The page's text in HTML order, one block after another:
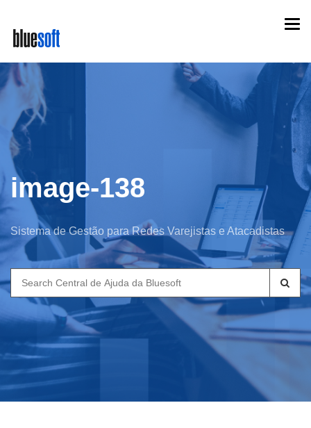
main
content
image-138
Sistema de Gestão para Redes Varejistas e Atacadistas
Search
for: